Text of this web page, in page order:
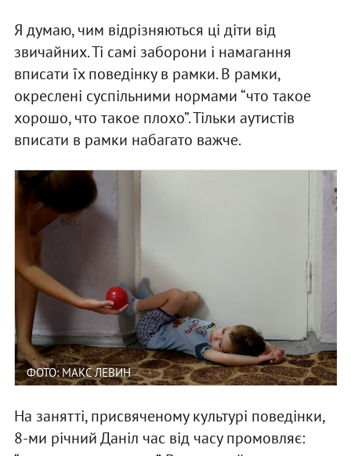
Я думаю, чим відрізняються ці діти від
звичайних. Ті самі заборони і намагання
вписати їх поведінку в рамки. В рамки,
окреслені суспільними нормами “что такое
хорошо, что такое плохо”. Тільки аутистів
вписати в рамки набагато важче.
ФОТО: МАКС ЛЕВИН
На занятті, присвяченому культурі поведінки,
8-ми річний Даніл час від часу промовляє: